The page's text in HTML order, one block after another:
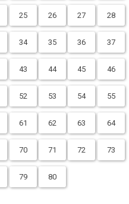
25 26 27 28
34 35 36 37
43 44 45 46
52 53 54 55
61 62 63 64
70 71 72 73
79 80